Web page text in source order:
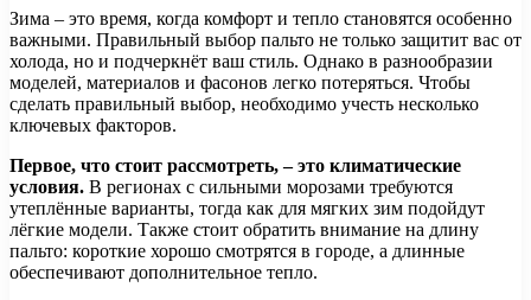
Зима – это время, когда комфорт и тепло становятся особенно
важными. Правильный выбор пальто не только защитит вас от
холода, но и подчеркнёт ваш стиль. Однако в разнообразии
моделей, материалов и фасонов легко потеряться. Чтобы
сделать правильный выбор, необходимо учесть несколько
ключевых факторов.
Первое, что стоит рассмотреть, – это климатические
условия. В регионах с сильными морозами требуются
утеплённые варианты, тогда как для мягких зим подойдут
лёгкие модели. Также стоит обратить внимание на длину
пальто: короткие хорошо смотрятся в городе, а длинные
обеспечивают дополнительное тепло.